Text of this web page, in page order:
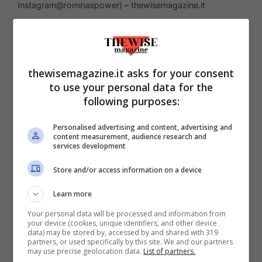
Instagram@rominaspower) – thewisemagazine.it
Dopo due anni invece si è legato
sentimentalmente ad una cantante
straniera e purtroppo nel 2021 è finita
anche con quest’ultima. Proprio come i
ereditato la passione per la musica.Oggi
vive in India trovando il suo equilibrio
attraversola meditazione e lo yoga.
ha dichiarato anche a Verissimo, Yari
aveva un rapporto speciale con la sorella.
Un amore fraterno che purtroppo è stato
spezzato troppo in fretta.
thewisemagazine.it asks for your consent
to use your personal data for the
following purposes:
Personalised advertising and content, advertising and
content measurement, audience research and
services development
Store and/or access information on a device
Learn more
Your personal data will be processed and information from
your device (cookies, unique identifiers, and other device
data) may be stored by, accessed by and shared with 319
partners, or used specifically by this site. We and our partners
may use precise geolocation data. List of partners.